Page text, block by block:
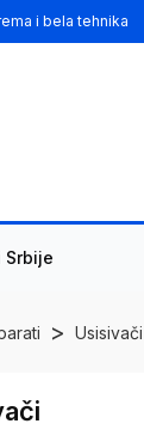
i bela tehnika
Srbije
>